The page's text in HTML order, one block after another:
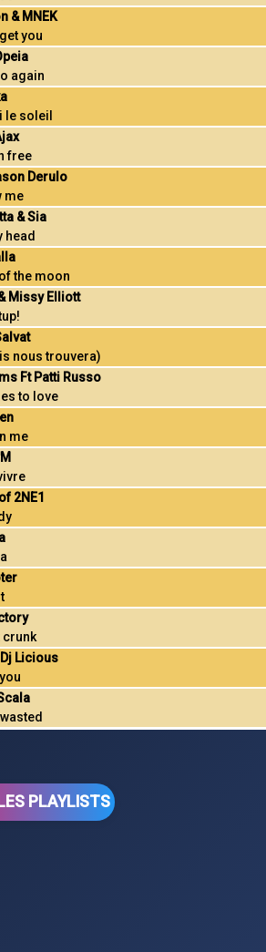
& MNEK
you
again
le soleil
free
Derulo
me
& Sia
head
the moon
Missy Elliott
nous trouvera)
Ft Patti Russo
to love
me
2NE1
crunk
Licious
PLAYLISTS